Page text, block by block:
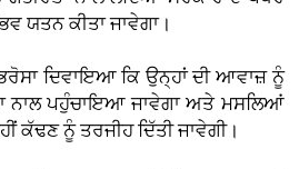
ਯਤਨ ਕੀਤਾ ਜਾਵੇਗਾ।
ਦਿਵਾਇਆ ਕਿ ਉਨ੍ਹਾਂ ਦੀ ਆਵਾਜ਼ ਨੂੰ
ਨਾਲ ਪਹੁੰਚਾਇਆ ਜਾਵੇਗਾ ਅਤੇ ਮਸਲਿਆਂ
ਕੱਢਣ ਨੂੰ ਤਰਜੀਹ ਦਿੱਤੀ ਜਾਵੇਗੀ।